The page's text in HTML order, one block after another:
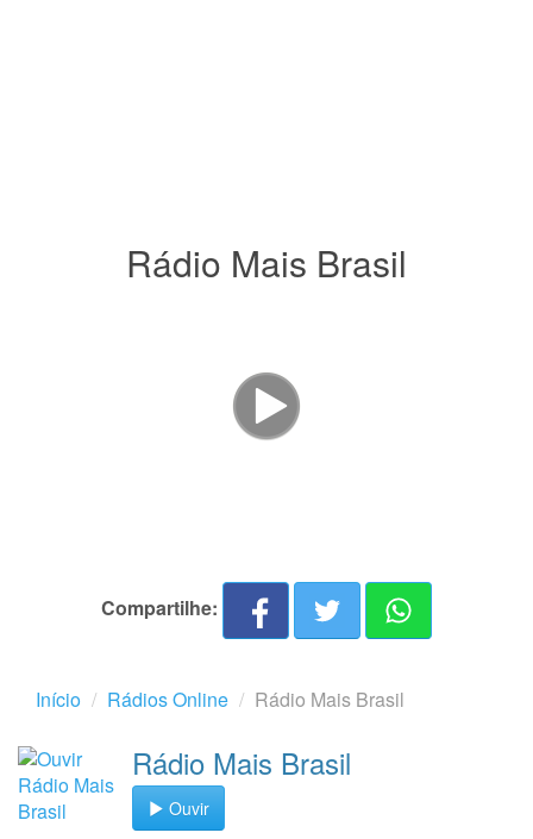
Rádio Mais Brasil
Compartilhe:
Início Rádios Online Rádio Mais Brasil
Rádio Mais Brasil
Ouvir